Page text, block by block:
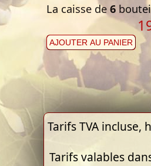
La caisse de 6
AJOUTER AU PANIER
Tarifs TVA
Tarifs valables